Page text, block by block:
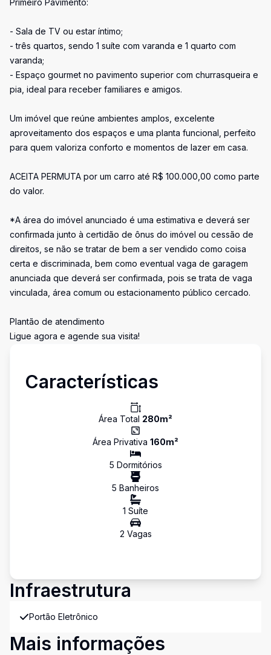
Primeiro Pavimento:
- Sala de TV ou estar íntimo;
- três quartos, sendo 1 suíte com varanda e 1 quarto com
varanda;
- Espaço gourmet no pavimento superior com churrasqueira e
pia, ideal para receber familiares e amigos.
Um imóvel que reúne ambientes amplos, excelente
aproveitamento dos espaços e uma planta funcional, perfeito
para quem valoriza conforto e momentos de lazer em casa.
ACEITA PERMUTA por um carro até R$ 100.000,00 como parte
do valor.
*A área do imóvel anunciado é uma estimativa e deverá ser
confirmada junto à certidão de ônus do imóvel ou cessão de
direitos, se não se tratar de bem a ser vendido como coisa
certa e discriminada, bem como eventual vaga de garagem
anunciada que deverá ser confirmada, pois se trata de vaga
vinculada, área comum ou estacionamento público cercado.
Plantão de atendimento
Ligue agora e agende sua visita!
Características
Área Total 280m²
Área Privativa 160m²
5 Dormitórios
5 Banheiros
1 Suíte
2 Vagas
Infraestrutura
Portão Eletrônico
Mais informações